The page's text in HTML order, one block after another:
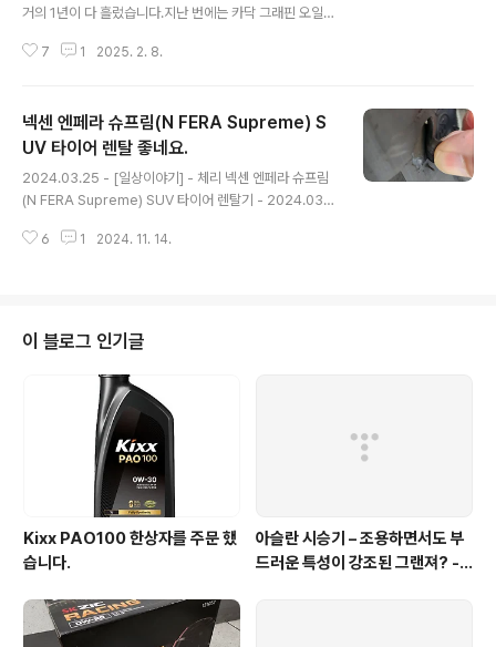
거의 1년이 다 흘렀습니다.지난 번에는 카닥 그래핀 오일이
해 주었었는데, 해당 내용이 궁금하면... 아래 글에서 읽어
AK, 몰리그린 오일 교환 in 모스터프 - 2024.03.02 이번
에는 Kixx PAO1 0W-30으로 교환을 하였습니다.바로 아
래 오일입니다. 기존에도 Kixx PAO1으로 교환한 적이 있
었는데, 기존은 구형이였고 이번에는 신형으로 갈았습니
다. 그러고 보니 Kixx PAO1을 꾸준히 써왔네요.기존에도
몇 번 디자인이 바뀌긴 했지만..
7 1 2025. 2. 8.
넥센 엔페라 슈프림(N FERA Supreme) S
UV 타이어 렌탈 좋네요.
2024.03.25 - [일상이야기] - 체리 넥센 엔페라 슈프림
(N FERA Supreme) SUV 타이어 렌탈기 - 2024.03.2
이어 렌탈기 - 2024.03.23기존에 체리에 달고 있던... 금
te.co.kr 위 글에서 볼 수 있듯이 지난 3월에 타이어를 렌
탈하여 잘 타고 다니고 있었습니다.그런데 와이프가 오른
쪽 앞바퀴를 어디 보도블럭 같은 곳에 사이드를 긁었는지
옆 면이 찢어 졌더군요. 넥센 고객센터에 전화해서 렌탈의
보험 적용을 통해 교환이 가능하냐..
6 1 2024. 11. 14.
이 블로그 인기글
Kixx PAO100 한상자를 주문 했
습니다.
아슬란 시승기 – 조용하면서도 부
드러운 특성이 강조된 그랜져? - 1